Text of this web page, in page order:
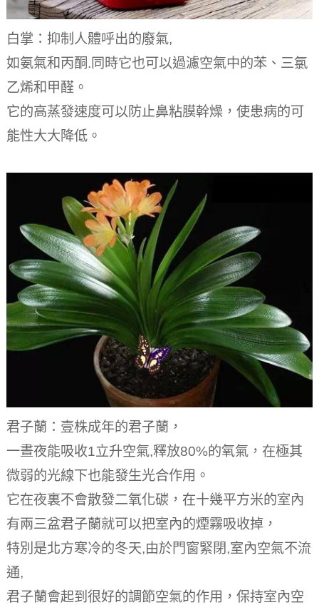
白掌：抑制人體呼出的廢氣,
如氨氣和丙酮.同時它也可以過濾空氣中的苯、三氯
乙烯和甲醛。
它的高蒸發速度可以防止鼻粘膜幹燥，使患病的可
能性大大降低。
君子蘭：壹株成年的君子蘭，
一晝夜能吸收1立升空氣,釋放80%的氧氣，在極其
微弱的光線下也能發生光合作用。
它在夜裏不會散發二氧化碳，在十幾平方米的室內
有兩三盆君子蘭就可以把室內的煙霧吸收掉，
特別是北方寒冷的冬天,由於門窗緊閉,室內空氣不流
通,
君子蘭會起到很好的調節空氣的作用，保持室內空